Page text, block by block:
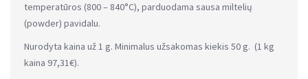
temperatūros (800 – 840°C), parduodama sausa miltelių
(powder) pavidalu.
Nurodyta kaina už 1 g. Minimalus užsakomas kiekis 50 g. (1 kg
kaina 97,31€).